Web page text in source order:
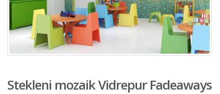
Stekleni mozaik Vidrepur Fadeaways